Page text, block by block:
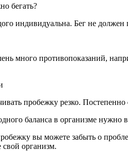
бегать?
индивидуальна. Бег не
много противопоказаний,
пробежку резко.
баланса в организме
вы можете забыть о
организм.